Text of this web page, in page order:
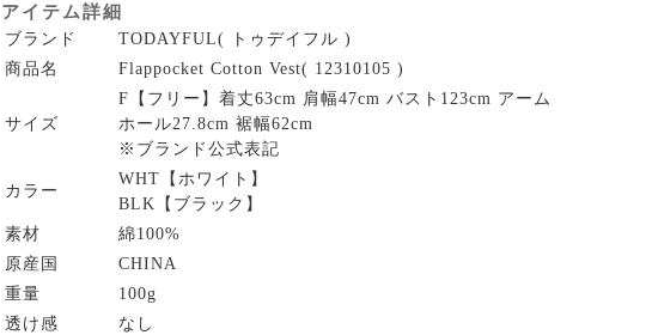
アイテム詳細
ブランド
TODAYFUL( トゥデイフル )
商品名
Flappocket Cotton Vest( 12310105 )
サイズ
F【フリー】着丈63cm 肩幅47cm バスト123cm アーム
ホール27.8cm 裾幅62cm
※ブランド公式表記
カラー
WHT【ホワイト】
BLK【ブラック】
素材
綿100%
原産国
CHINA
重量
100g
透け感
なし